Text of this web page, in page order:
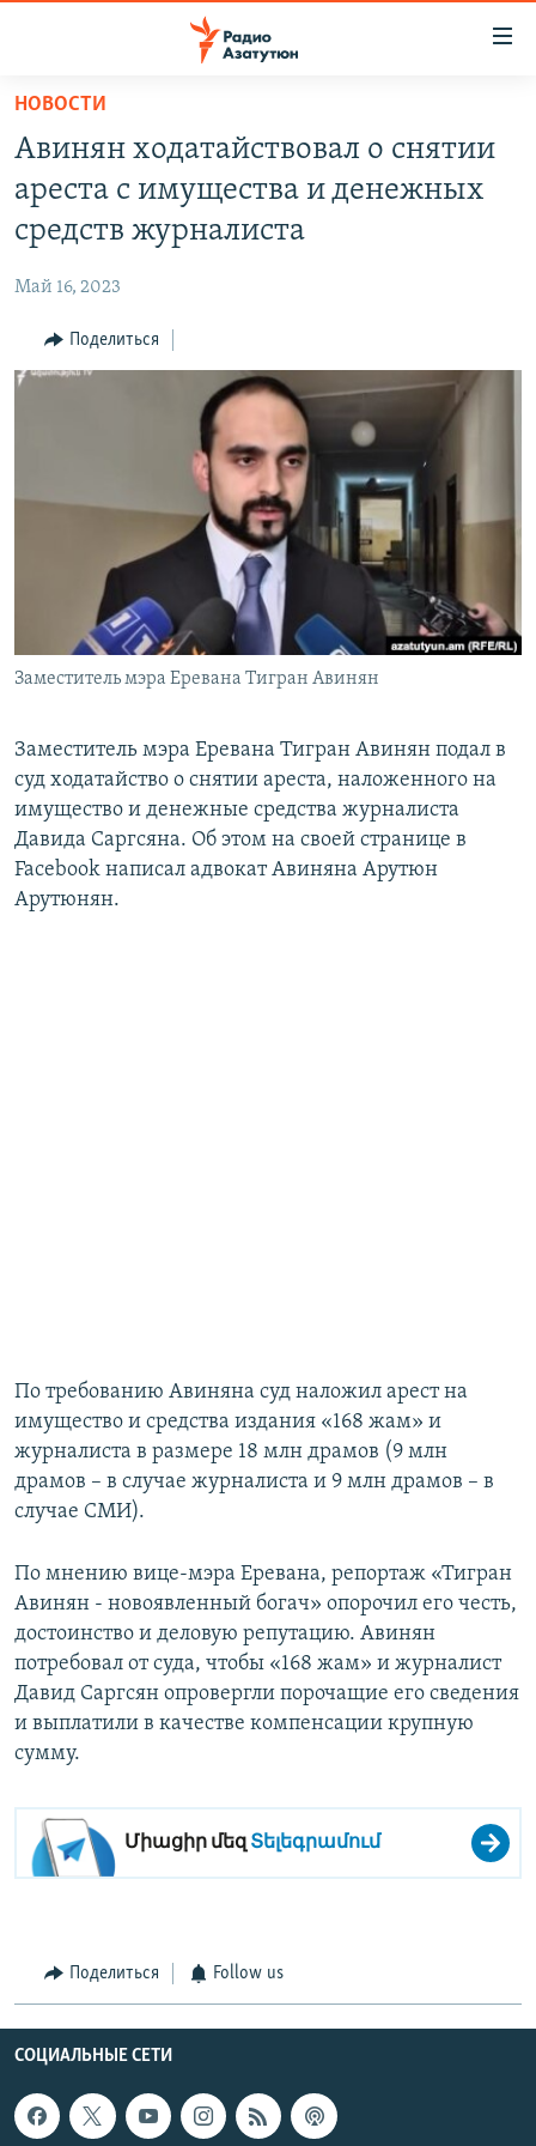
Перейти
основному
содержанию
Перейти
основной
Перейти
поиску
ПОЛИТИКА
ЭКОНОМИКА
РЕГИОН
НАГОРНЫЙ КАРАБАХ
Հայերեն
Русский
НОВОСТИ
Авинян ходатайствовал о снятии
ареста с имущества и денежных
средств журналиста
Май 16, 2023
Поделиться
Заместитель мэра Еревана Тигран Авинян
Заместитель мэра Еревана Тигран Авинян подал в
суд ходатайство о снятии ареста, наложенного на
имущество и денежные средства журналиста
Давида Саргсяна. Об этом на своей странице в
Facebook написал адвокат Авиняна Арутюн
Арутюнян.
По требованию Авиняна суд наложил арест на
имущество и средства издания «168 жам» и
журналиста в размере 18 млн драмов (9 млн
драмов – в случае журналиста и 9 млн драмов – в
случае СМИ).
По мнению вице-мэра Еревана, репортаж «Тигран
Авинян - новоявленный богач» опорочил его честь,
достоинство и деловую репутацию. Авинян
потребовал от суда, чтобы «168 жам» и журналист
Давид Саргсян опровергли порочащие его сведения
и выплатили в качестве компенсации крупную
сумму.
Միացիր մեզ Տելեգրամում
Поделиться Follow us
СОЦИАЛЬНЫЕ СЕТИ